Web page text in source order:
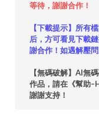
等待，謝謝合作！
【下載提示】所有
后，方可看見下載
謝合作！如遇解壓
【無碼破解】AI無
作品，請在《幫助
謝謝支持！